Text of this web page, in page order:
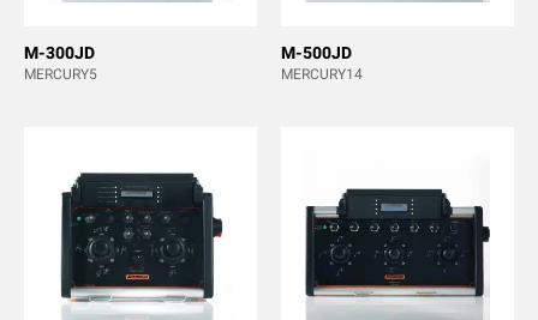
M-300JD
MERCURY5
M-500JD
MERCURY14